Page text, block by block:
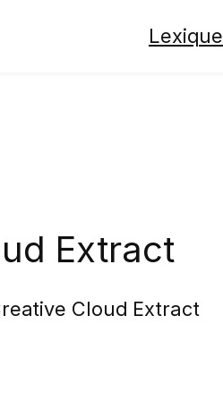
Lexique
Extract
Cloud Extract